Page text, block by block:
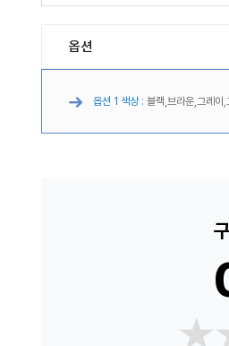
옵션
옵션 1 색상 : 블랙,브라운,그레이